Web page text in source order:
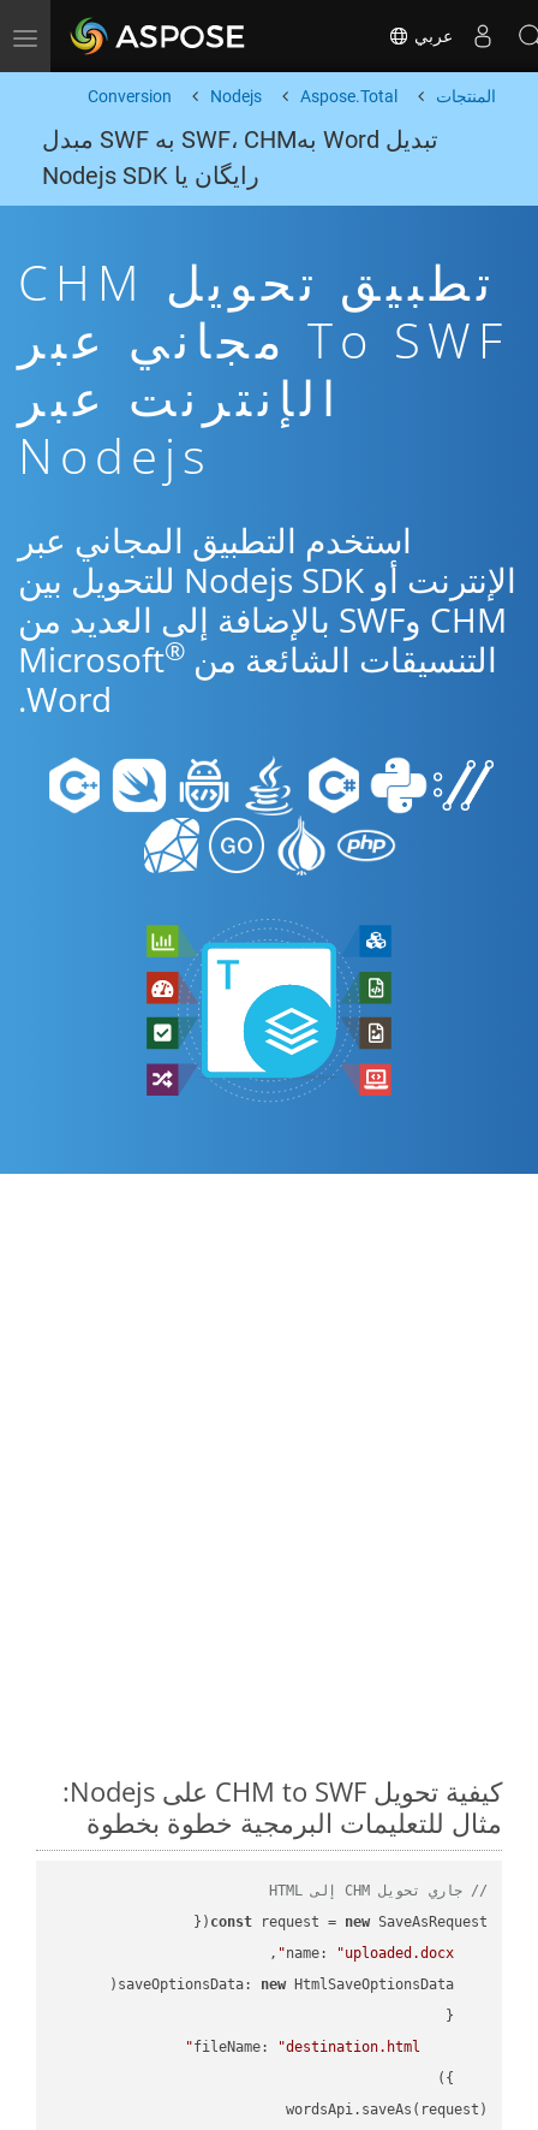
Toggle navigation عربي
المنتجات Aspose.Total
Nodejs
Conversion
تبدیل Word بهSWF، CHM به SWF مبدل
رایگان یا Nodejs SDK
تطبيق تحويل CHM
To SWF مجاني عبر
الإنترنت عبر
Nodejs
استخدم التطبيق المجاني عبر
الإنترنت أو Nodejs SDK للتحويل بين
CHM وSWF بالإضافة إلى العديد من
التنسيقات الشائعة من Microsoft ®
Word.
كيفية تحويل CHM to SWF على Nodejs:
مثال للتعليمات البرمجية خطوة بخطوة
// جاري تحويل CHM إلى HTML
const request = new
name: "uploaded.docx"
saveOptionsData: new
fileName:
"destination.html"